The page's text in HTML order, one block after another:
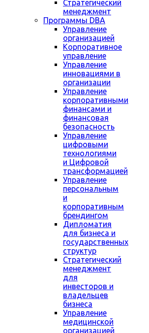
Стратегический
менеджмент
Программы DBA
Управление
организацией
Корпоративное
управление
Управление
инновациями в
организации
Управление
корпоративными
финансами и
финансовая
безопасность
Управление
цифровыми
технологиями
и Цифровой
трансформацией
Управление
персональным
и
корпоративным
брендингом
Дипломатия
для бизнеса и
государственных
структур
Стратегический
менеджмент
для
инвесторов и
владельцев
бизнеса
Управление
медицинской
организацией